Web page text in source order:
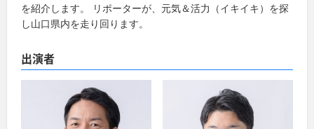
を紹介します。 リポーターが、元気＆活力（イキイキ）を探
し山口県内を走り回ります。
出演者